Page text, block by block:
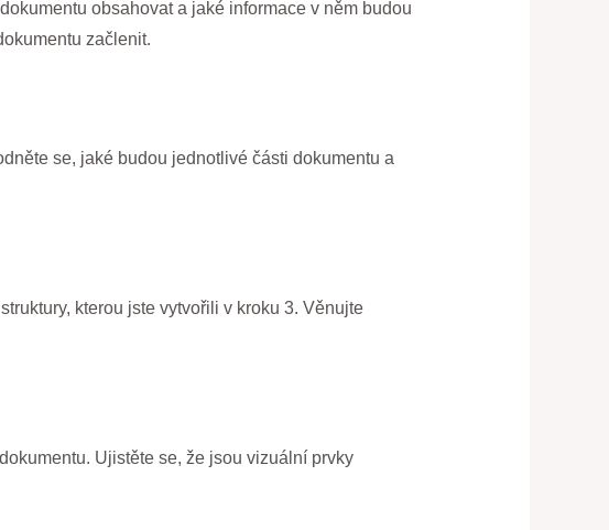
obsahovat a jaké informace v něm budou
začlenit.
se, jaké budou jednotlivé části dokumentu a
kterou jste vytvořili v kroku 3. Věnujte
Ujistěte se, že jsou vizuální prvky